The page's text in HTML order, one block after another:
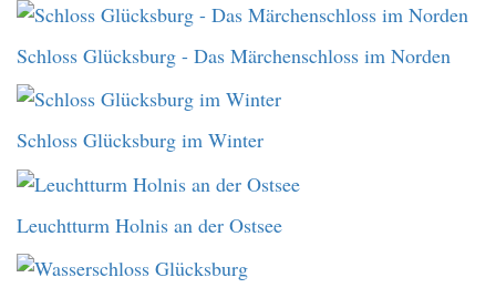
Schloss Glücksburg - Das Märchenschloss im Norden
Schloss Glücksburg im Winter
Leuchtturm Holnis an der Ostsee